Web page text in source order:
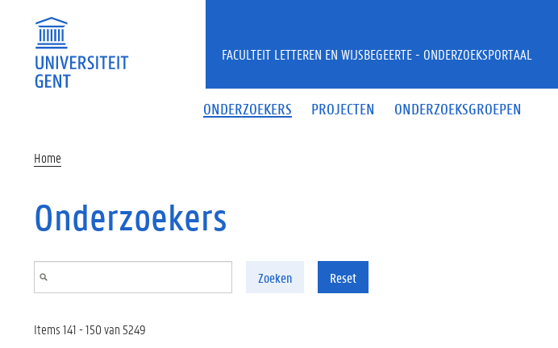
ONDERZOEKERS PROJECTEN ONDERZOEKSGROEPEN
FACULTEIT LETTEREN EN WIJSBEGEERTE - ONDERZOEKSPORTAAL
Home
Onderzoekers
Zoeken Reset
Items 141 - 150 van 5249